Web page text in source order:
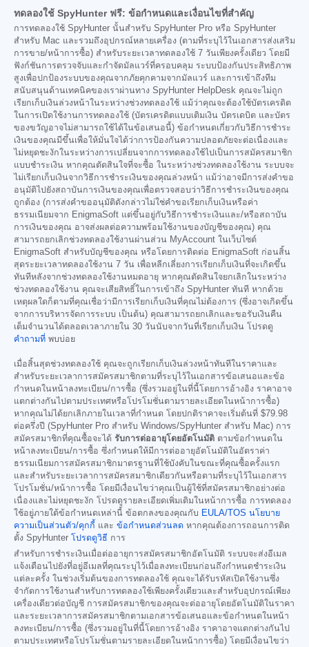
ทดลองใช้ SpyHunter ฟรี: ข้อกำหนดและเงื่อนไขที่สำคัญ
การทดลองใช้ SpyHunter นั้นสำหรับ SpyHunter Pro หรือ SpyHunter
สำหรับ Mac และรวมถึงอุปกรณ์หลายเครื่อง (ตามที่ระบุไว้ในเอกสารส่งเสริม
การขาย/หน้าการซื้อ) สำหรับระยะเวลาทดลองใช้ 7 วันเพียงครั้งเดียว โดยมี
ฟังก์ชันการตรวจจับและกำจัดมัลแวร์ที่ครอบคลุม ระบบป้องกันประสิทธิภาพ
สูงเพื่อปกป้องระบบของคุณจากภัยคุกคามจากมัลแวร์ และการเข้าถึงทีม
สนับสนุนด้านเทคนิคของเราผ่านทาง SpyHunter HelpDesk คุณจะไม่ถูก
เรียกเก็บเงินล่วงหน้าในระหว่างช่วงทดลองใช้ แม้ว่าคุณจะต้องใช้บัตรเครดิต
ในการเปิดใช้งานการทดลองใช้ (บัตรเครดิตแบบเติมเงิน บัตรเดบิต และบัตร
ของขวัญอาจไม่สามารถใช้ได้ในข้อเสนอนี้) ข้อกำหนดเกี่ยวกับวิธีการชำระ
เงินของคุณมีขึ้นเพื่อให้มั่นใจได้ว่าการป้องกันความปลอดภัยจะต่อเนื่องและ
ไม่หยุดชะงักในระหว่างการเปลี่ยนจากการทดลองใช้ไปเป็นการสมัครสมาชิก
แบบชำระเงิน หากคุณตัดสินใจที่จะซื้อ ในระหว่างช่วงทดลองใช้งาน ระบบจะ
ไม่เรียกเก็บเงินจากวิธีการชำระเงินของคุณล่วงหน้า แม้ว่าอาจมีการส่งคำขอ
อนุมัติไปยังสถาบันการเงินของคุณเพื่อตรวจสอบว่าวิธีการชำระเงินของคุณ
ถูกต้อง (การส่งคำขออนุมัติดังกล่าวไม่ใช่คำขอเรียกเก็บเงินหรือค่า
ธรรมเนียมจาก EnigmaSoft แต่ขึ้นอยู่กับวิธีการชำระเงินและ/หรือสถาบัน
การเงินของคุณ อาจส่งผลต่อความพร้อมใช้งานของบัญชีของคุณ) คุณ
สามารถยกเลิกช่วงทดลองใช้งานผ่านส่วน MyAccount ในเว็บไซต์
EnigmaSoft สำหรับบัญชีของคุณ หรือโดยการติดต่อ EnigmaSoft ก่อนสิ้น
สุดระยะเวลาทดลองใช้งาน 7 วัน เพื่อหลีกเลี่ยงการเรียกเก็บเงินที่จะเกิดขึ้น
ทันทีหลังจากช่วงทดลองใช้งานหมดอายุ หากคุณตัดสินใจยกเลิกในระหว่าง
ช่วงทดลองใช้งาน คุณจะเสียสิทธิ์ในการเข้าถึง SpyHunter ทันที หากด้วย
เหตุผลใดก็ตามที่คุณเชื่อว่ามีการเรียกเก็บเงินที่คุณไม่ต้องการ (ซึ่งอาจเกิดขึ้น
จากการบริหารจัดการระบบ เป็นต้น) คุณสามารถยกเลิกและขอรับเงินคืน
เต็มจำนวนได้ตลอดเวลาภายใน 30 วันนับจากวันที่เรียกเก็บเงิน โปรดดู
คำถามที่ พบบ่อย
เมื่อสิ้นสุดช่วงทดลองใช้ คุณจะถูกเรียกเก็บเงินล่วงหน้าทันทีในราคาและ
สำหรับระยะเวลาการสมัครสมาชิกตามที่ระบุไว้ในเอกสารข้อเสนอและข้อ
กำหนดในหน้าลงทะเบียน/การซื้อ (ซึ่งรวมอยู่ในที่นี้โดยการอ้างอิง ราคาอาจ
แตกต่างกันไปตามประเทศหรือโปรโมชั่นตามรายละเอียดในหน้าการซื้อ)
หากคุณไม่ได้ยกเลิกภายในเวลาที่กำหนด โดยปกติราคาจะเริ่มต้นที่ $79.98
ต่อครึ่งปี (SpyHunter Pro สำหรับ Windows/SpyHunter สำหรับ Mac) การ
สมัครสมาชิกที่คุณซื้อจะได้ รับการต่ออายุโดยอัตโนมัติ ตามข้อกำหนดใน
หน้าลงทะเบียน/การซื้อ ซึ่งกำหนดให้มีการต่ออายุอัตโนมัติในอัตราค่า
ธรรมเนียมการสมัครสมาชิกมาตรฐานที่ใช้บังคับในขณะที่คุณซื้อครั้งแรก
และสำหรับระยะเวลาการสมัครสมาชิกเดียวกันหรือตามที่ระบุไว้ในเอกสาร
โปรโมชั่น/หน้าการซื้อ โดยมีเงื่อนไขว่าคุณเป็นผู้ใช้ที่สมัครสมาชิกอย่างต่อ
เนื่องและไม่หยุดชะงัก โปรดดูรายละเอียดเพิ่มเติมในหน้าการซื้อ การทดลอง
ใช้อยู่ภายใต้ข้อกำหนดเหล่านี้ ข้อตกลงของคุณกับ EULA/TOS นโยบาย
ความเป็นส่วนตัว/คุกกี้ และ ข้อกำหนดส่วนลด หากคุณต้องการถอนการติด
ตั้ง SpyHunter โปรดดูวิธี การ
สำหรับการชำระเงินเมื่อต่ออายุการสมัครสมาชิกอัตโนมัติ ระบบจะส่งอีเมล
แจ้งเตือนไปยังที่อยู่อีเมลที่คุณระบุไว้เมื่อลงทะเบียนก่อนถึงกำหนดชำระเงิน
แต่ละครั้ง ในช่วงเริ่มต้นของการทดลองใช้ คุณจะได้รับรหัสเปิดใช้งานซึ่ง
จำกัดการใช้งานสำหรับการทดลองใช้เพียงครั้งเดียวและสำหรับอุปกรณ์เพียง
เครื่องเดียวต่อบัญชี การสมัครสมาชิกของคุณจะต่ออายุโดยอัตโนมัติในราคา
และระยะเวลาการสมัครสมาชิกตามเอกสารข้อเสนอและข้อกำหนดในหน้า
ลงทะเบียน/การซื้อ (ซึ่งรวมอยู่ในที่นี้โดยการอ้างอิง ราคาอาจแตกต่างกันไป
ตามประเทศหรือโปรโมชั่นตามรายละเอียดในหน้าการซื้อ) โดยมีเงื่อนไขว่า